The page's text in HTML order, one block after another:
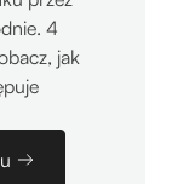
4
jak